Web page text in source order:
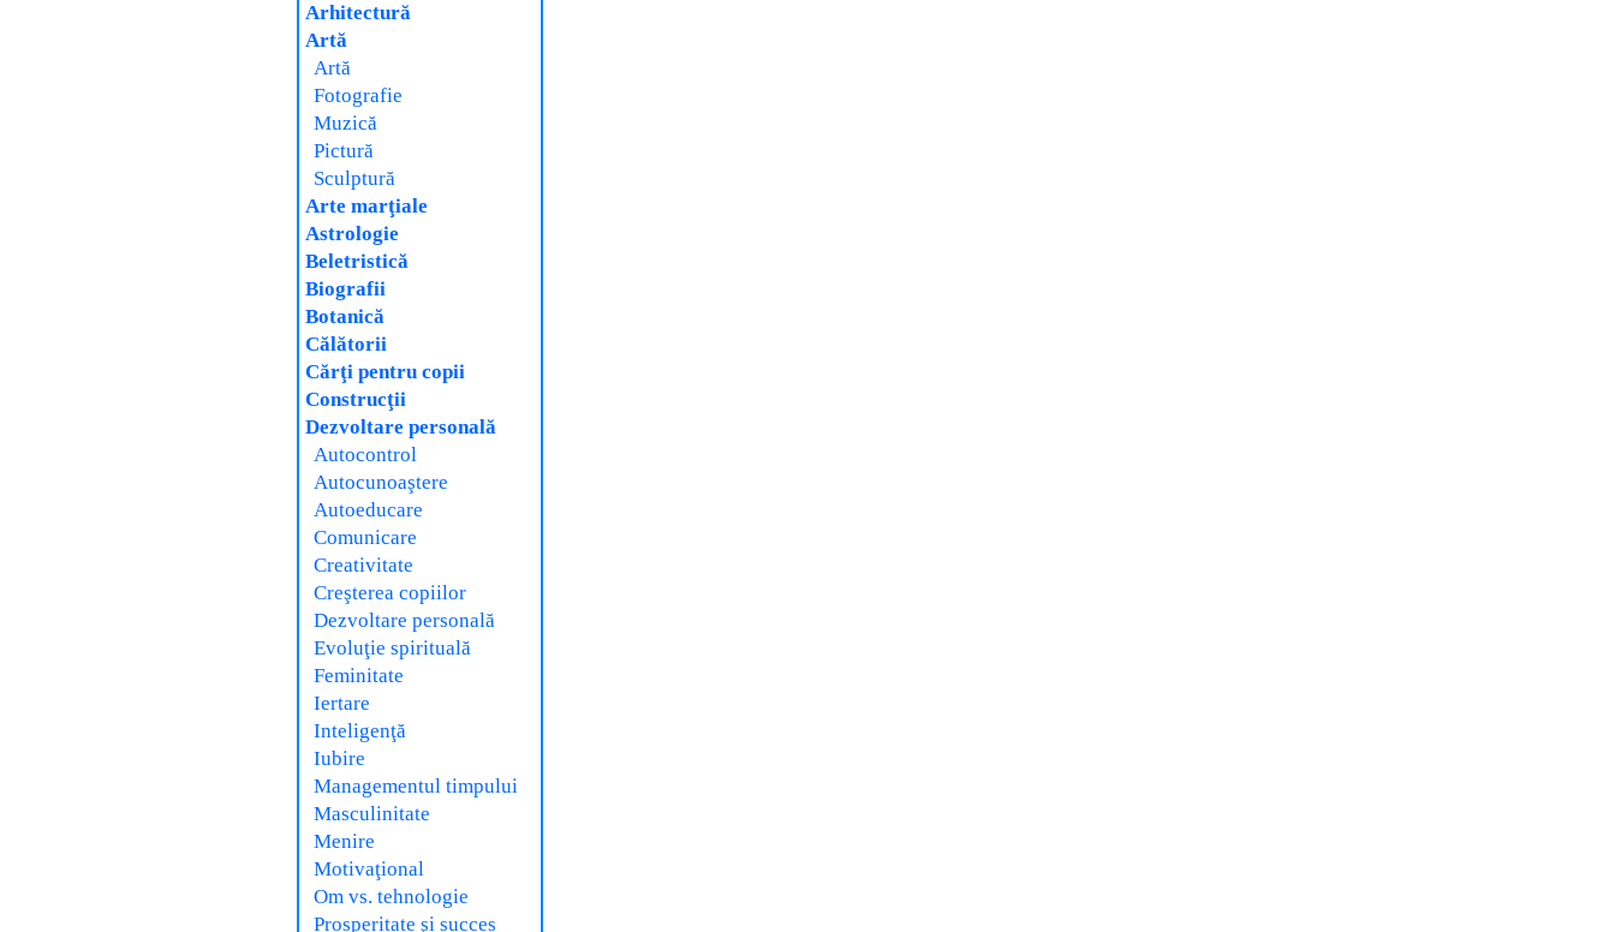
Arhitectură
Artă
Artă
Fotografie
Muzică
Pictură
Sculptură
Arte marţiale
Astrologie
Beletristică
Biografii
Botanică
Călătorii
Cărţi pentru copii
Construcţii
Dezvoltare personală
Autocontrol
Autocunoaştere
Autoeducare
Comunicare
Creativitate
Creşterea copiilor
Dezvoltare personală
Evoluţie spirituală
Feminitate
Iertare
Inteligenţă
Iubire
Managementul timpului
Masculinitate
Menire
Motivaţional
Om vs. tehnologie
Prosperitate şi succes